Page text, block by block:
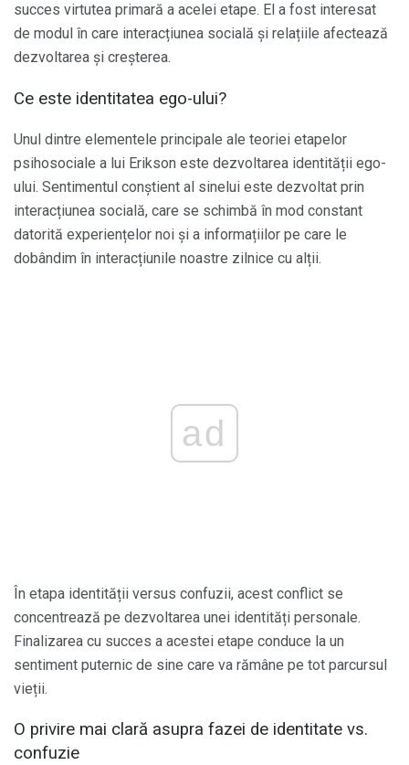
succes virtutea primară a acelei etape. El a fost interesat
de modul în care interacțiunea socială și relațiile afectează
dezvoltarea și creșterea.
Ce este identitatea ego-ului?
Unul dintre elementele principale ale teoriei etapelor
psihosociale a lui Erikson este dezvoltarea identității ego-
ului. Sentimentul conștient al sinelui este dezvoltat prin
interacțiunea socială, care se schimbă în mod constant
datorită experiențelor noi și a informațiilor pe care le
dobândim în interacțiunile noastre zilnice cu alții.
ad
În etapa identității versus confuzii, acest conflict se
concentrează pe dezvoltarea unei identități personale.
Finalizarea cu succes a acestei etape conduce la un
sentiment puternic de sine care va rămâne pe tot parcursul
vieții.
O privire mai clară asupra fazei de identitate vs.
confuzie